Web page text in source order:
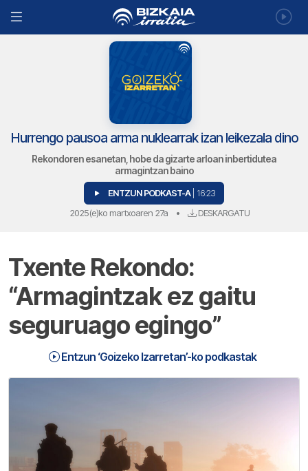
Hurrengo pausoa arma nuklearrak izan leikezala dino
Rekondoren esanetan, hobe da gizarte arloan inbertidutea
armagintzan baino
ENTZUN PODKAST-A | 16:23
2025(e)ko martxoaren 27a • DESKARGATU
Txente Rekondo:
“Armagintzak ez gaitu
seguruago egingo”
Entzun ‘Goizeko Izarretan’-ko podkastak